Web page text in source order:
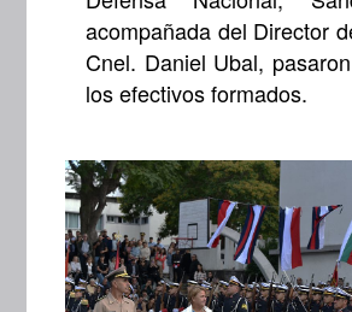
acompañada del Director
Cnel. Daniel Ubal,
los efectivos formados.